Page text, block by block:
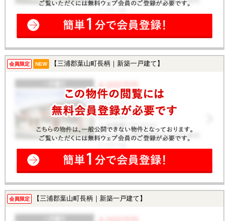
会員限定 NEW 【三浦郡葉山町長柄｜新築一戸建て】
会員限定 【三浦郡葉山町長柄｜新築一戸建て】